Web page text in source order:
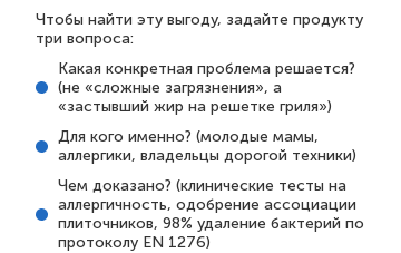
Чтобы найти эту выгоду, задайте продукту
три вопроса:
Какая конкретная проблема решается?
(не «сложные загрязнения», а
«застывший жир на решетке гриля»)
Для кого именно? (молодые мамы,
аллергики, владельцы дорогой техники)
Чем доказано? (клинические тесты на
аллергичность, одобрение ассоциации
плиточников, 98% удаление бактерий по
протоколу EN 1276)